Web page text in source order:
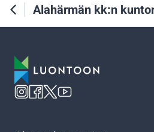
Alahärmän kk:n